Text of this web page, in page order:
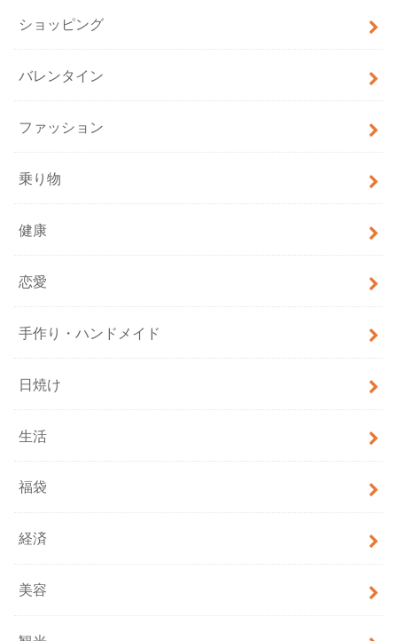
ショッピング
バレンタイン
ファッション
乗り物
健康
恋愛
手作り・ハンドメイド
日焼け
生活
福袋
経済
美容